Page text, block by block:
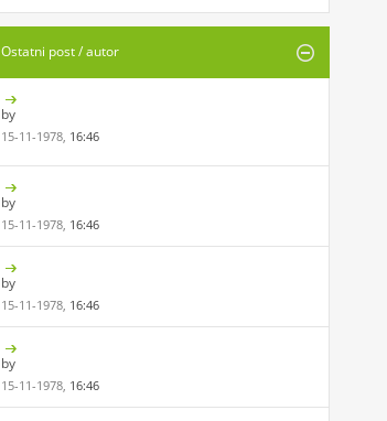
Ostatni post / autor
by
15-11-1978, 16:46
by
15-11-1978, 16:46
by
15-11-1978, 16:46
by
15-11-1978, 16:46